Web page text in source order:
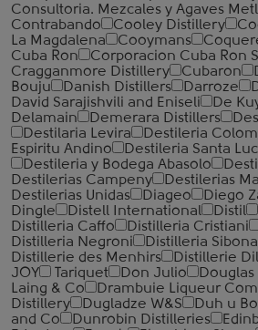
Consultoria. Mezcales y Agaves Metl
Contrabando
Cooley Distillery
La Magdalena
Cooymans
Cuba Ron
Corporacion Cuba Ron
Cragganmore Distillery
Cubaron
Bouju
Danish Distillers Darroze
David Sarajishvili and Eniseli
De
Delamain
Demerara Distillers
Destilaria Levira
Destileria
Espiritu Andino
Destileria Santa
Destileria y Bodega Abasolo
Destilerias Campeny
Destilerias
Destilerias Unidas
Diageo Diego
Dingle
Distell International Distil
Distilleria Caffo
Distilleria Cristiani
Distilleria Negroni
Distilleria Sibona
Distillerie des Menhirs
Distillerie
JOY
Tariquet Don Julio Douglas
Laing & Co
Drambuie Liqueur
Distillery
Dugladze W&S Duh u
and Co
Dunrobin Distilleries